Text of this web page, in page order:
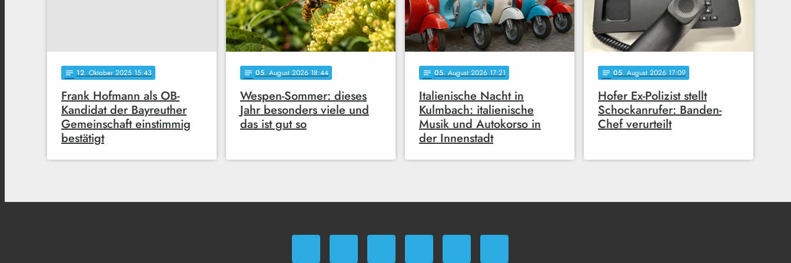
notes 12. Oktober 2025 15:43
Frank Hofmann als OB-
Kandidat der Bayreuther
Gemeinschaft einstimmig
bestätigt
notes 05. August 2026 18:44
Wespen-Sommer: dieses
Jahr besonders viele und
das ist gut so
notes 05. August 2026 17:21
Italienische Nacht in
Kulmbach: italienische
Musik und Autokorso in
der Innenstadt
notes 05. August 2026 17:09
Hofer Ex-Polizist stellt
Schockanrufer: Banden-
Chef verurteilt